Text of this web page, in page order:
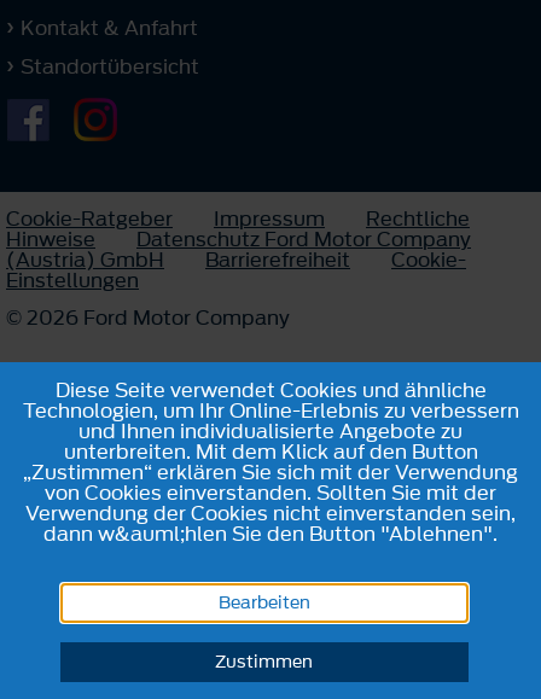
Kontakt & Anfahrt
Standortübersicht
Cookie-Ratgeber Impressum Rechtliche
Hinweise Datenschutz Ford Motor Company
(Austria) GmbH Barrierefreiheit Cookie-
Einstellungen
© 2026 Ford Motor Company
Diese Seite verwendet Cookies und ähnliche
Technologien, um Ihr Online-Erlebnis zu verbessern
und Ihnen individualisierte Angebote zu
unterbreiten. Mit dem Klick auf den Button
„Zustimmen“ erklären Sie sich mit der Verwendung
von Cookies einverstanden. Sollten Sie mit der
Verwendung der Cookies nicht einverstanden sein,
dann w&auml;hlen Sie den Button "Ablehnen".
Bearbeiten
Zustimmen